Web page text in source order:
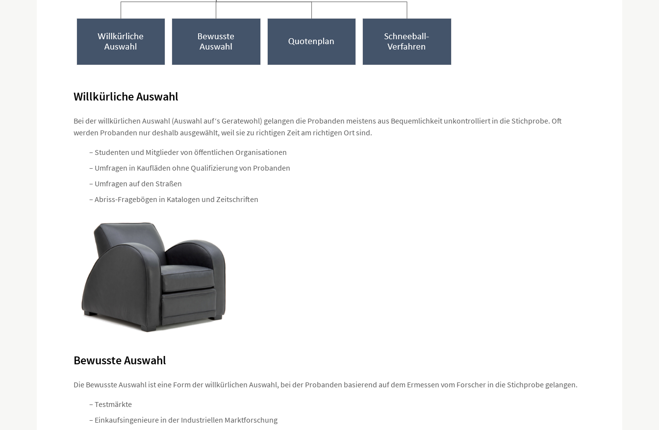
Willkürliche Auswahl
Bei der willkürlichen Auswahl (Auswahl auf‘s Geratewohl) gelangen die Probanden meistens aus Bequemlichkeit unkontrolliert in die Stichprobe. Oft
werden Probanden nur deshalb ausgewählt, weil sie zu richtigen Zeit am richtigen Ort sind.
– Studenten und Mitglieder von öffentlichen Organisationen
– Umfragen in Kaufläden ohne Qualifizierung von Probanden
– Umfragen auf den Straßen
– Abriss-Fragebögen in Katalogen und Zeitschriften
Bewusste Auswahl
Die Bewusste Auswahl ist eine Form der willkürlichen Auswahl, bei der Probanden basierend auf dem Ermessen vom Forscher in die Stichprobe gelangen.
– Testmärkte
– Einkaufsingenieure in der Industriellen Marktforschung